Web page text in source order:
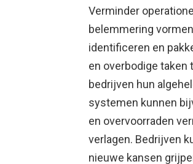
Verminder
belemmering
identificeren en
en overbodige taken
bedrijven hun
systemen kunnen
en overvoorraden
verlagen. Bedrijven
nieuwe kansen